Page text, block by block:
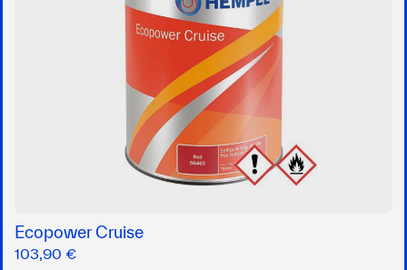
Ecopower Cruise
103,90 €